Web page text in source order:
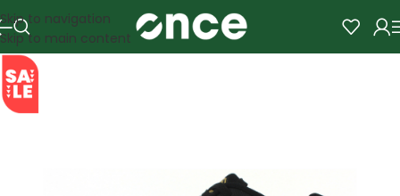
Skip to navigation
Skip to main content
SALE